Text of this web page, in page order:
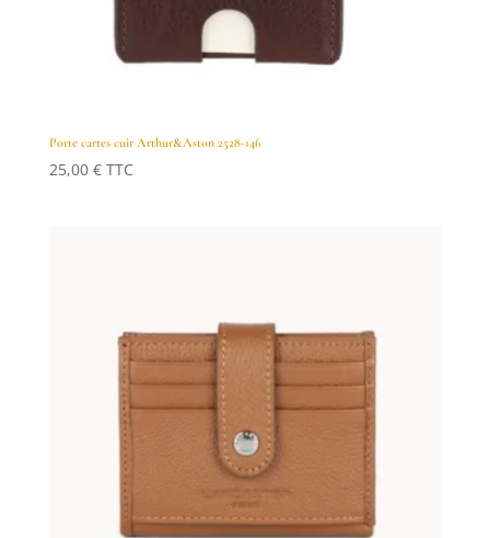
Porte cartes cuir Arthur&Aston 2528-146
25,00 € TTC